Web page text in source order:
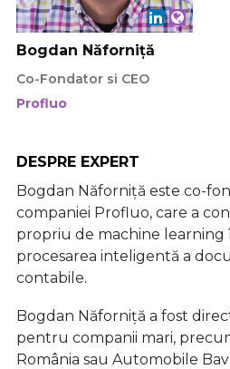
Bogdan Năforniță
Co-Fondator si CEO
Profluo
DESPRE EXPERT
Bogdan Năforniță este co-
companiei Profluo, care a
propriu de machine
procesarea inteligentă a
contabile.
Bogdan Năforniță a fost
pentru companii mari,
România sau Automobile